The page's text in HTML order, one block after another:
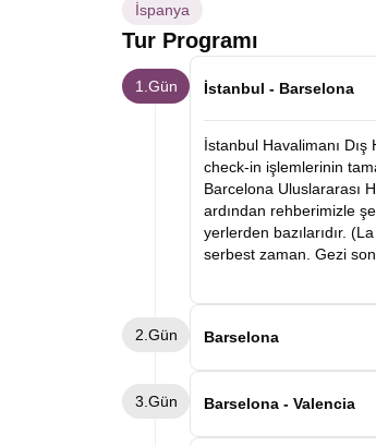
İspanya
Tur Programı
1.Gün İstanbul - Barselona
İstanbul Havalimanı
check-in işlemlerinin
Barcelona Uluslararası
ardından rehberimizle
yerlerden bazılarıdır.
serbest zaman. Gezi
2.Gün Barselona
kaldırımlı, labirent gibi
3.Gün Barselona - Valencia